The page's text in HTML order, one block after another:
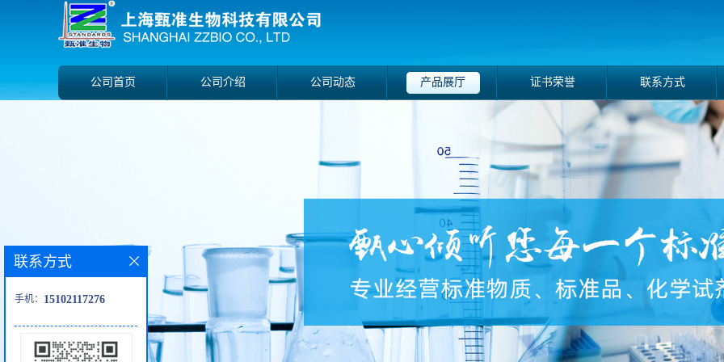
公司首页 公司介绍 公司动态 产品展厅 证书荣誉 联系方式
联系方式
手机： 15102117276